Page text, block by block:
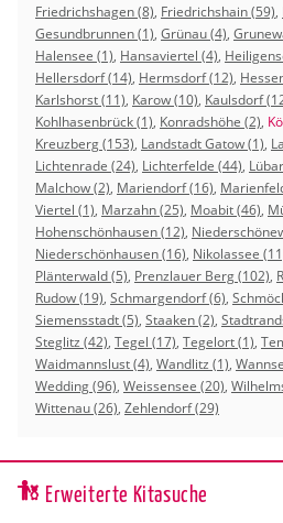
Friedrichshagen (8), Friedrichshain (59),
Gesundbrunnen (1), Grünau (4),
Halensee (1), Hansaviertel (4),
Hellersdorf (14), Hermsdorf (12),
Karlshorst (11), Karow (10), Kaulsdorf
Kohlhasenbrück (1), Konradshöhe (2),
Kreuzberg (153), Landstadt Gatow (1),
Lichtenrade (24), Lichterfelde (44),
Malchow (2), Mariendorf (16),
Viertel (1), Marzahn (25), Moabit (46),
Hohenschönhausen (12),
Niederschönhausen (16), Nikolassee
Plänterwald (5), Prenzlauer Berg (102),
Rudow (19), Schmargendorf (6),
Siemensstadt (5), Staaken (2),
Steglitz (42), Tegel (17), Tegelort (1),
Waidmannslust (4), Wandlitz (1),
Wedding (96), Weissensee (20),
Wittenau (26), Zehlendorf (29)
Erweiterte Kitasuche